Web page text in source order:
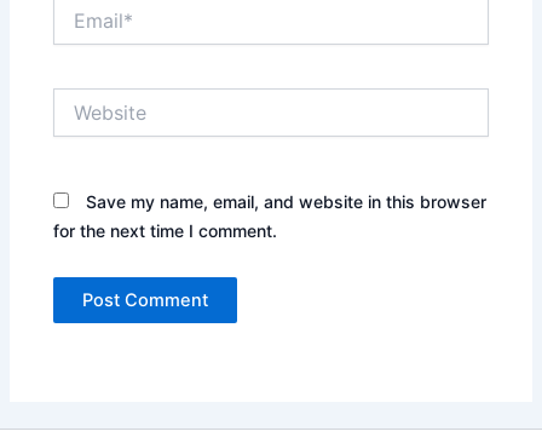
Save my name, email, and website in this browser
for the next time I comment.